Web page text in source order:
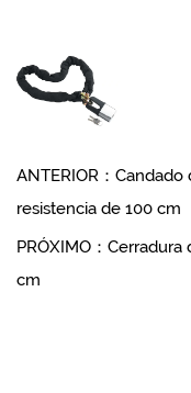
ANTERIOR：
resistencia de 100 cm
PRÓXIMO：
cm